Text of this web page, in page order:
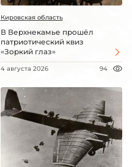
Кировская область
В Верхнекамье прошёл
патриотический квиз
«Зоркий глаз»
4 августа 2026 94